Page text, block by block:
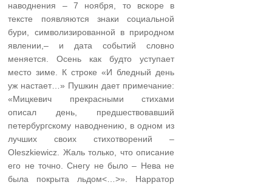
наводнения – 7 ноября, то вскоре в
тексте появляются знаки социальной
бури, символизированной в природном
явлении,– и дата событий словно
меняется. Осень как будто уступает
место зиме. К строке «И бледный день
уж настает…» Пушкин дает примечание:
«Мицкевич прекрасными стихами
описал день, предшествовавший
петербургскому наводнению, в одном из
лучших своих стихотворений –
Oleszkiewicz. Жаль только, что описание
его не точно. Снегу не было – Нева не
была покрыта льдом<…>». Нарратор